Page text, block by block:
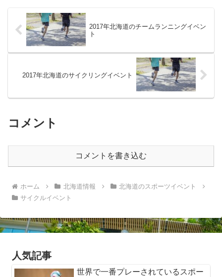
2017年北海道のチームランニングイベン
ト
2017年北海道のサイクリングイベント
コメント
コメントを書き込む
ホーム 北海道情報
北海道のスポーツイベント
サイクルイベント
人気記事
世界で一番プレーされているスポー